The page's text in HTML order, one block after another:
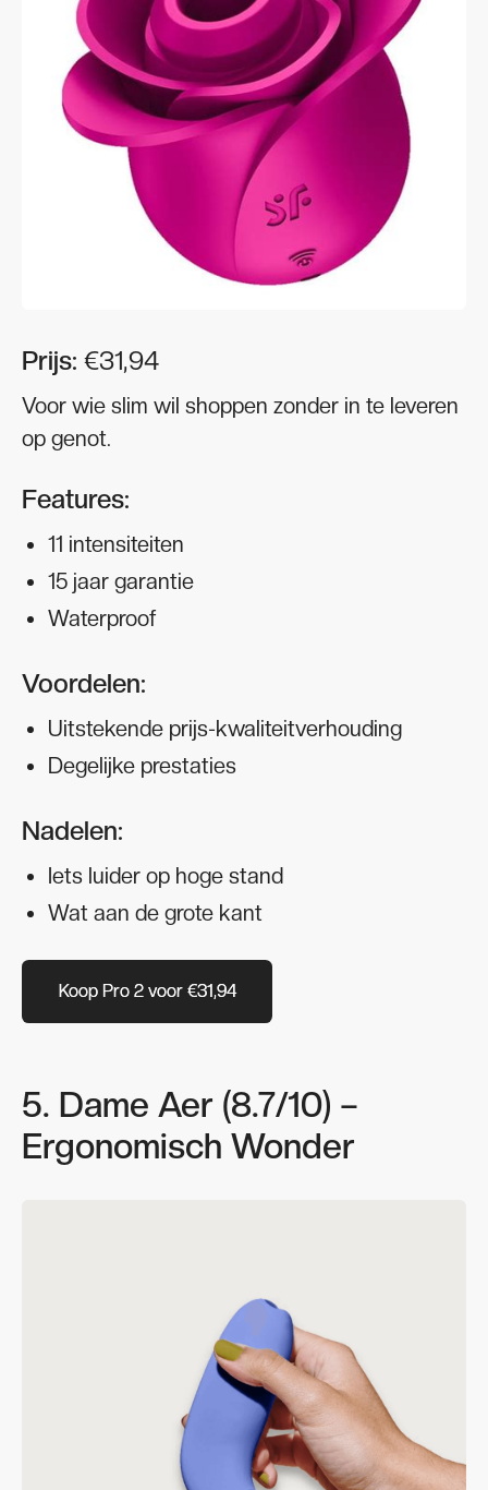
Prijs: €31,94
Voor wie slim wil shoppen zonder in te leveren
op genot.
Features:
11 intensiteiten
15 jaar garantie
Waterproof
Voordelen:
Uitstekende prijs-kwaliteitverhouding
Degelijke prestaties
Nadelen:
Iets luider op hoge stand
Wat aan de grote kant
Koop Pro 2 voor €31,94
Koop Pro 2 voor €31,94
5. Dame Aer (8.7/10) –
Ergonomisch Wonder